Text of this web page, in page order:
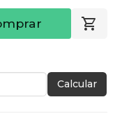
Calcular